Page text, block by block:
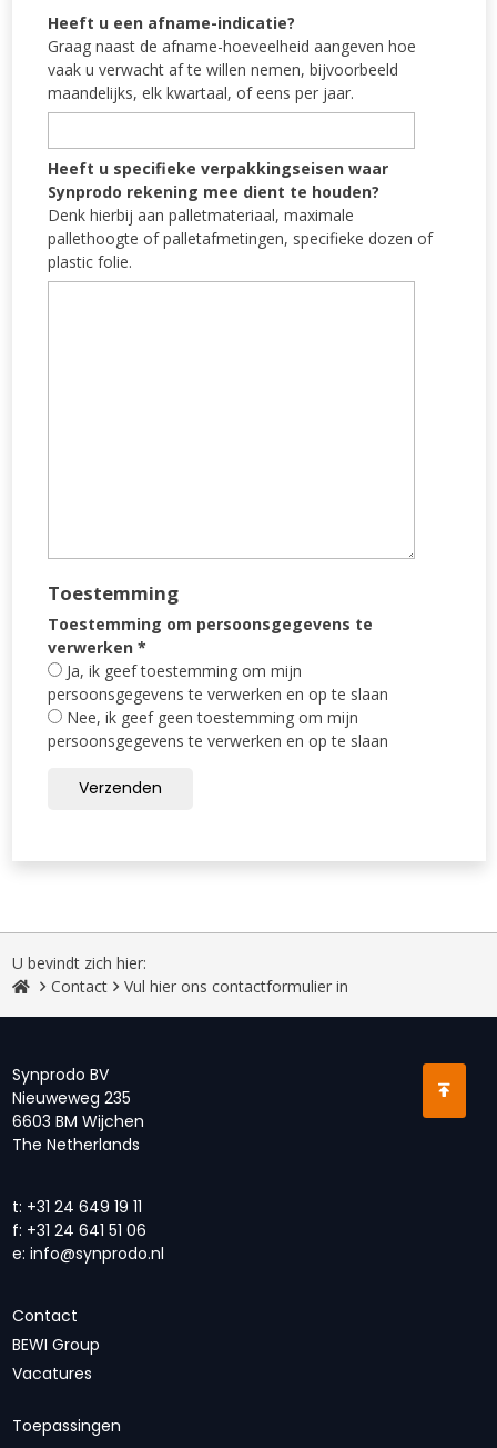
Heeft u een afname-indicatie?
Graag naast de afname-hoeveelheid aangeven hoe
vaak u verwacht af te willen nemen, bijvoorbeeld
maandelijks, elk kwartaal, of eens per jaar.
Heeft u specifieke verpakkingseisen waar
Synprodo rekening mee dient te houden?
Denk hierbij aan palletmateriaal, maximale
pallethoogte of palletafmetingen, specifieke dozen of
plastic folie.
Toestemming
Toestemming om persoonsgegevens te
verwerken *
Ja, ik geef toestemming om mijn
persoonsgegevens te verwerken en op te slaan
Nee, ik geef geen toestemming om mijn
persoonsgegevens te verwerken en op te slaan
U bevindt zich hier:
Contact
Vul hier ons contactformulier in
Synprodo BV
Nieuweweg 235
6603 BM Wijchen
The Netherlands
t: +31 24 649 19 11
f: +31 24 641 51 06
e: info@synprodo.nl
Contact
BEWI Group
Vacatures
Toepassingen